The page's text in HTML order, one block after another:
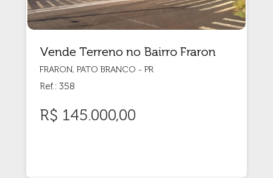
Vende Terreno no Bairro Fraron
FRARON, PATO BRANCO - PR
Ref.: 358
R$ 145.000,00